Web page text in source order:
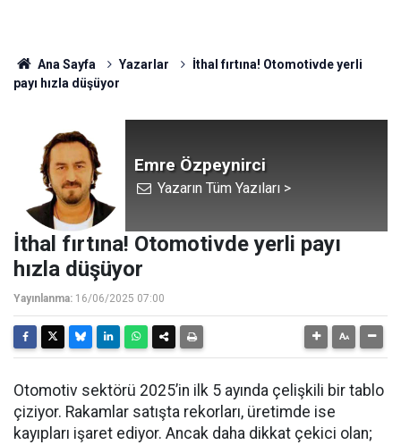
Ana Sayfa Yazarlar
İthal fırtına! Otomotivde yerli
payı hızla düşüyor
Emre Özpeynirci
Yazarın Tüm Yazıları >
İthal fırtına! Otomotivde yerli payı
hızla düşüyor
Yayınlanma: 16/06/2025 07:00
Otomotiv sektörü 2025’in ilk 5 ayında çelişkili bir tablo
çiziyor. Rakamlar satışta rekorları, üretimde ise
kayıpları işaret ediyor. Ancak daha dikkat çekici olan;